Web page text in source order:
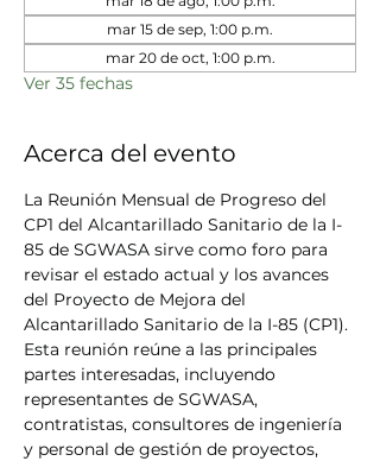
mar 15 de sep, 1:00 p.m.
mar 20 de oct, 1:00 p.m.
Ver 35 fechas
Acerca del evento
La Reunión Mensual de Progreso del
CP1 del Alcantarillado Sanitario de la I-
85 de SGWASA sirve como foro para
revisar el estado actual y los avances
del Proyecto de Mejora del
Alcantarillado Sanitario de la I-85 (CP1).
Esta reunión reúne a las principales
partes interesadas, incluyendo
representantes de SGWASA,
contratistas, consultores de ingeniería
y personal de gestión de proyectos,